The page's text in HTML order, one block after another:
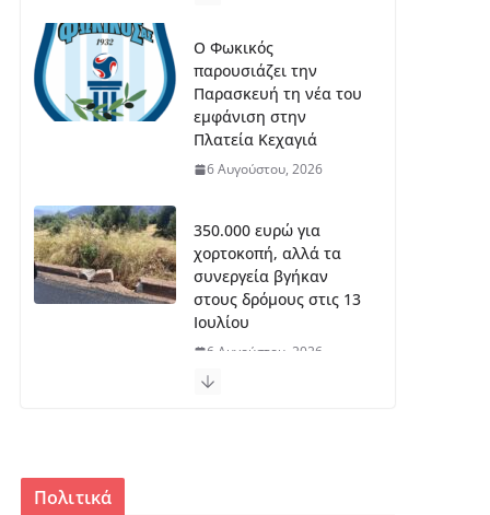
Ο Φωκικός
παρουσιάζει την
Παρασκευή τη νέα του
εμφάνιση στην
Πλατεία Κεχαγιά
6 Αυγούστου, 2026
350.000 ευρώ για
χορτοκοπή, αλλά τα
συνεργεία βγήκαν
στους δρόμους στις 13
Ιουλίου
6 Αυγούστου, 2026
Πολιτικά